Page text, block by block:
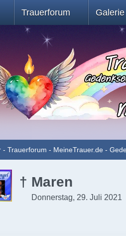
Trauerforum Galerie
- Trauerforum - MeineTrauer.de -
† Maren
Donnerstag, 29. Juli 2021